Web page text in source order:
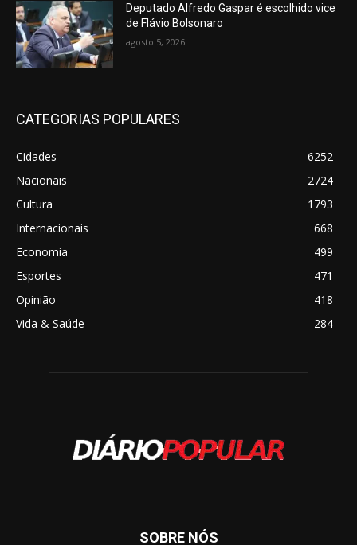
Deputado Alfredo Gaspar é escolhido vice
de Flávio Bolsonaro
agosto 5, 2026
CATEGORIAS POPULARES
Cidades
6252
Nacionais
2724
Cultura
1793
Internacionais
668
Economia
499
Esportes
471
Opinião
418
Vida & Saúde
284
SOBRE NÓS